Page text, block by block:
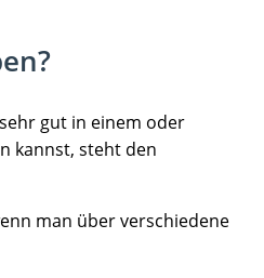
gut in einem oder
kannst, steht den
man über verschiedene